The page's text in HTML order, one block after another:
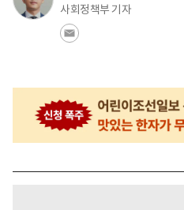
사회정책부 기자